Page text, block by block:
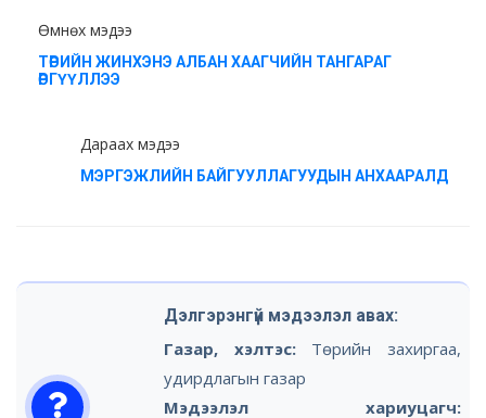
Өмнөх мэдээ
ТӨРИЙН ЖИНХЭНЭ АЛБАН ХААГЧИЙН ТАНГАРАГ
ӨРГҮҮЛЛЭЭ
Дараах мэдээ
МЭРГЭЖЛИЙН БАЙГУУЛЛАГУУДЫН АНХААРАЛД
Дэлгэрэнгүй мэдээлэл авах:
Газар, хэлтэс: Төрийн захиргаа,
удирдлагын газар
Мэдээлэл хариуцагч: